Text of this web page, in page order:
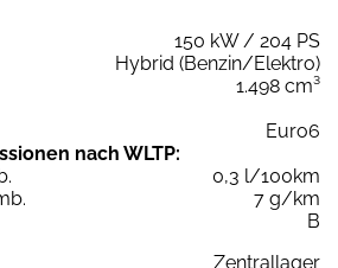
150 kW / 204 PS
Hybrid (Benzin/Elektro)
1.498 cm³
Euro6
nach WLTP:
0,3 l/100km
7 g/km
B
Zentrallager